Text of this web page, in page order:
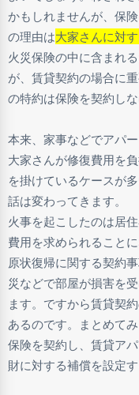
かもしれませんが、保
の理由は大家さんに対
火災保険の中に含まれ
が、賃貸契約の場合に
の特約は保険を契約し
本来、家事などでアパ
大家さんが修復費用を
を掛けているケースが
話は変わってきます。
火事を起こしたのは居
費用を求められること
原状復帰に関する契約
災などで部屋が損害を
ます。ですから賃貸契
あるのです。まとめて
保険を契約し、賃貸ア
財に対する補償を設定